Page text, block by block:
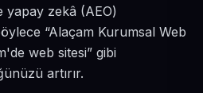
yapay zekâ (AEO)
“Alaçam Kurumsal Web
web sitesi” gibi
artırır.